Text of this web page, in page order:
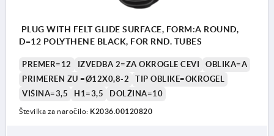
PLUG WITH FELT GLIDE SURFACE, FORM:A ROUND,
D=12 POLYTHENE BLACK, FOR RND. TUBES
PREMER=12 IZVEDBA 2=ZA OKROGLE CEVI
OBLIKA=A
PRIMEREN ZU =Ø12X0,8-2
TIP OBLIKE=OKROGEL
VIŠINA=3,5
H1=3,5 DOLŽINA=10
Številka za naročilo: K2036.00120820